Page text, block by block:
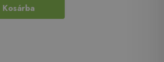
Kosárba